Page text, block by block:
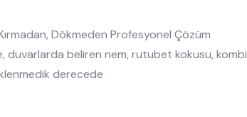
Dökmeden Profesyonel Çözüm
duvarlarda beliren nem, rutubet kokusu, kombi
derecede